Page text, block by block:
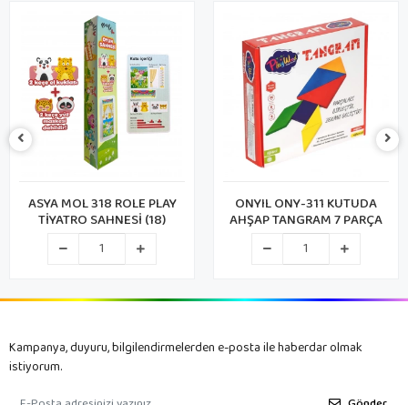
PLAY
(18)
ONYIL ONY-311 KUTUDA
AHŞAP TANGRAM 7 PARÇA
MEGA DİSNEY
YER
Kampanya, duyuru, bilgilendirmelerden e-posta ile haberdar olmak
istiyorum.